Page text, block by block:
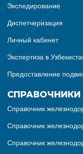
Экспедирование
Диспетчеризация
Личный кабинет
Экспертиза в
Предоставление
СПРАВОЧНИКИ
Справочник
Справочник
Справочник